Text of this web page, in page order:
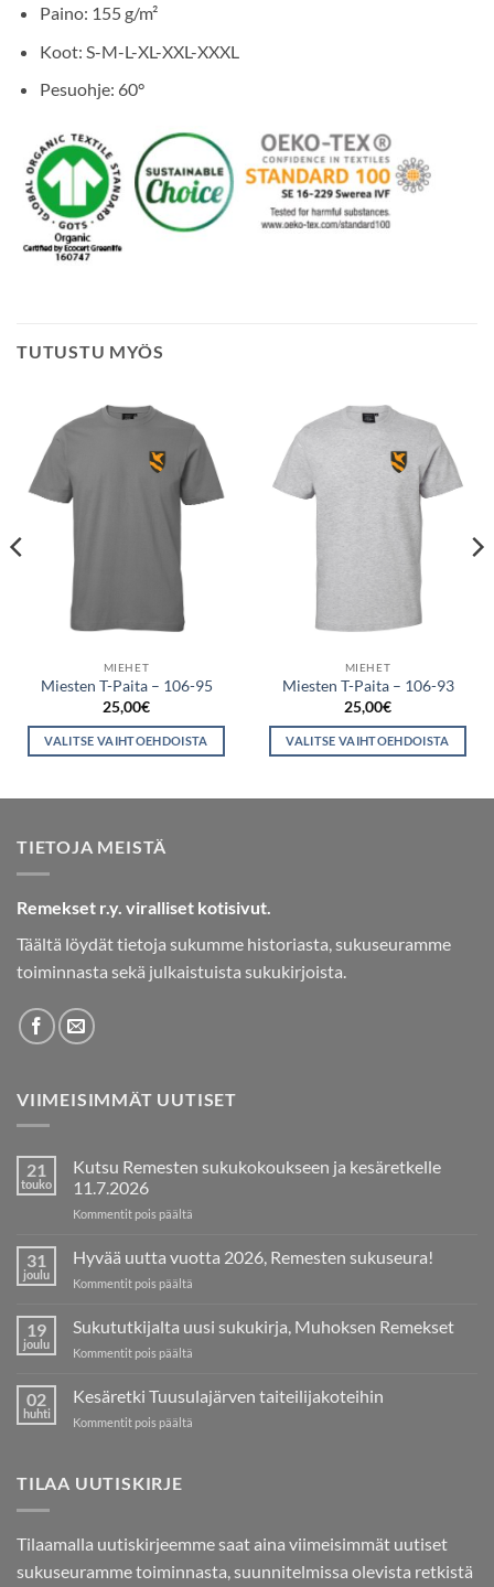
Paino: 155g/m²
Koot: S-M-L-XL-XXL-XXXL
Pesuohje: 60°
TUTUSTU MYÖS
MIEHET
Miesten T-Paita – 106-95
25,00€
VALITSE VAIHTOEHDOISTA
useampi
muunnelma.
tehdä
tuotteen
sivulla.
MIEHET
Miesten T-Paita – 106-93
25,00€
VALITSE VAIHTOEHDOISTA
tuotteen
TIETOJA MEISTÄ
Remekset r.y. viralliset kotisivut.
Täältä löydät tietoja sukumme historiasta, sukuseuramme
toiminnasta sekä julkaistuista sukukirjoista.
VIIMEISIMMÄT UUTISET
21
touko
Kutsu Remesten sukukokoukseen ja kesäretkelle
11.7.2026
Kommentit pois päältä
Remesten
sukukokoukseen
11.7.2026
31
joulu
Hyvää uutta vuotta 2026, Remesten sukuseura!
Kommentit pois päältä
uutta
sukuseura!
19
joulu
Sukututkijalta uusi sukukirja, Muhoksen Remekset
Kommentit pois päältä
uusi
sukukirja,
02
huhti
Kesäretki Tuusulajärven taiteilijakoteihin
Kommentit pois päältä
TILAA UUTISKIRJE
Tilaamalla uutiskirjeemme saat aina viimeisimmät uutiset
sukuseuramme toiminnasta, suunnitelmissa olevista retkistä